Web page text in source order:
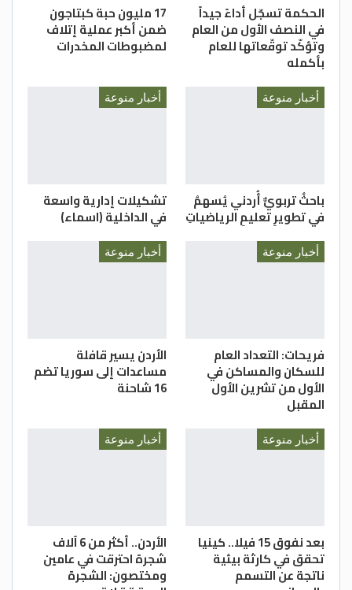
الحكمة تسجّل أداءً جيداً
في النصف الأول من العام
وتؤكّد توقّعاتها للعام
بأكمله
17 مليون حبة كبتاجون
ضمن أكبر عملية إتلاف
لمضبوطات المخدرات
أخبار منوعة
باحثٌ تربويٌّ أُردني يُسهمُ
في تطويرِ تعليمِ الرياضياتِ
أخبار منوعة
تشكيلات إدارية واسعة
في الداخلية (اسماء)
أخبار منوعة
فريحات: التعداد العام
للسكان والمساكن في
الأول من تشرين الأول
المقبل
أخبار منوعة
الأردن يسير قافلة
مساعدات إلى سوريا تضم
16 شاحنة
أخبار منوعة
بعد نفوق 15 فيلا.. كينيا
تحقق في كارثة بيئية
ناتجة عن التسمم
أخبار منوعة
الأردن.. أكثر من 6 آلاف
شجرة احترقت في عامين
ومختصون: الشجرة